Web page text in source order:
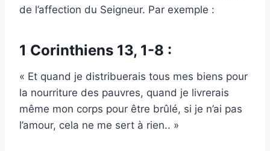
de l’affection du Seigneur. Par exemple :
1 Corinthiens 13, 1-8 :
« Et quand je distribuerais tous mes biens pour
la nourriture des pauvres, quand je livrerais
même mon corps pour être brûlé, si je n’ai pas
l’amour, cela ne me sert à rien.. »